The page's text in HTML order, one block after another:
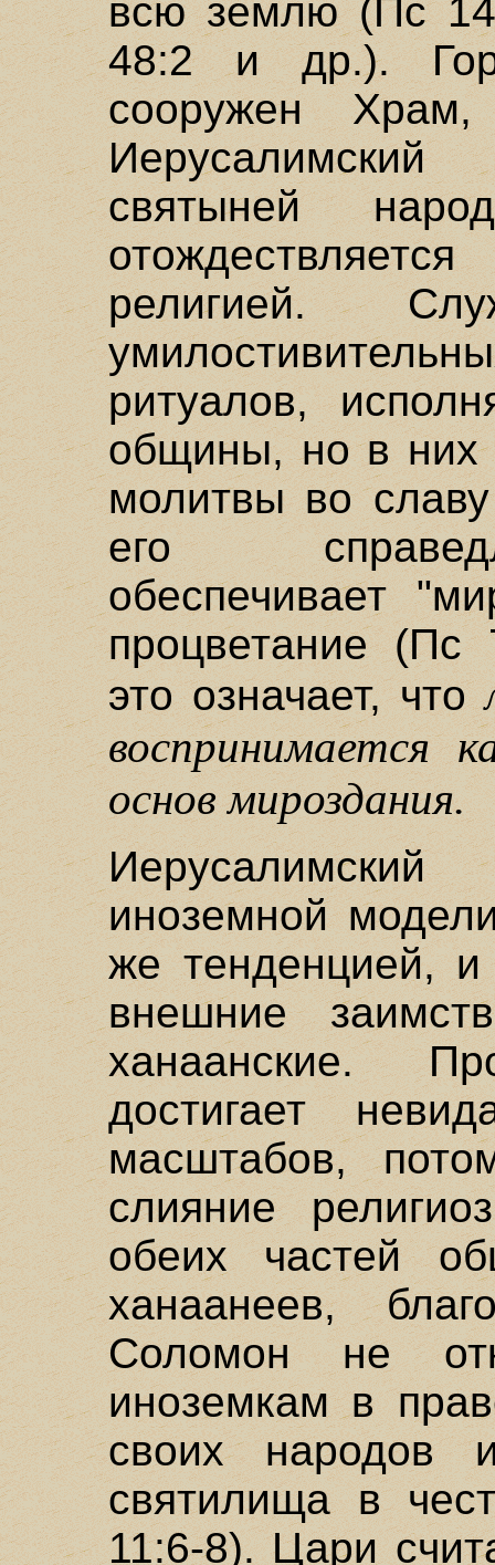
всю землю (Пс
48:2 и др.).
сооружен
святыней
религией.
ритуалов,
общины, но в них
молитвы во
его
обеспечивает
процветание
это означает, что
воспринимается
основ мироздания.
иноземной
же тенденцией, и
внешние
ханаанские.
достигает
масштабов,
слияние
обеих частей
ханаанеев,
Соломон не
иноземкам в
своих народов
святилища в
11:6-8). Цари